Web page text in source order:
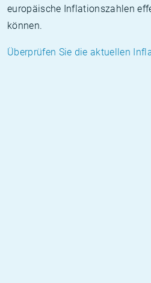
europäische Inflationszahlen
können.
Überprüfen Sie die aktuellen